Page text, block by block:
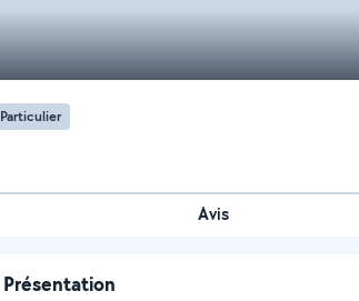
Particulier
Avis
Présentation